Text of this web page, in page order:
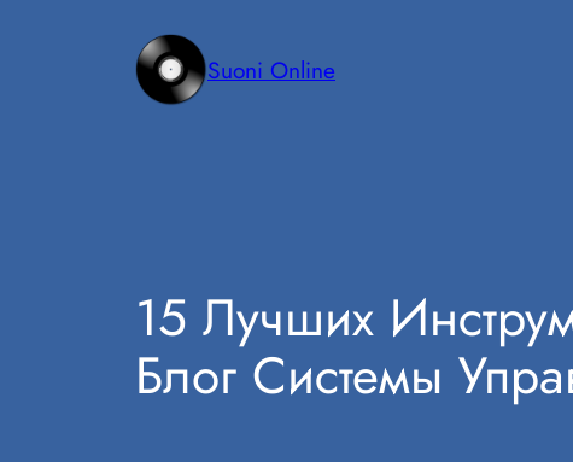
Suoni Online
15 Лучших
Блог Системы